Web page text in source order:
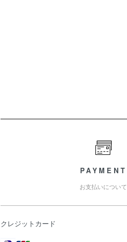
PAYMENT
お支払いについて
クレジットカード